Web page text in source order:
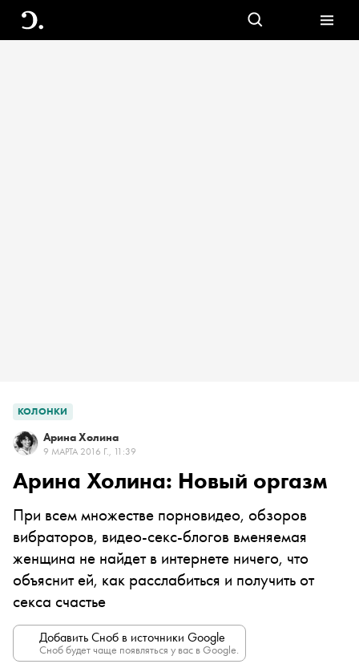
КОЛОНКИ
Арина Холина
9 МАРТА 2016 Г., 11:39
Арина Холина: Новый оргазм
При всем множестве порновидео, обзоров
вибраторов, видео-секс-блогов вменяемая
женщина не найдет в интернете ничего, что
объяснит ей, как расслабиться и получить от
секса счастье
Добавить Сноб в источники Google
Сноб будет чаще появляться у вас в Google.